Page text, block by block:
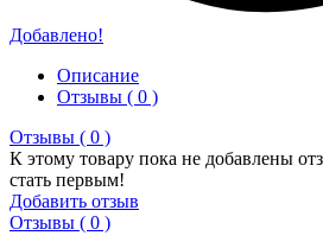
Добавлено!
Описание
Отзывы ( 0 )
Отзывы ( 0 )
К этому товару пока не добавлены
стать первым!
Добавить отзыв
Отзывы ( 0 )